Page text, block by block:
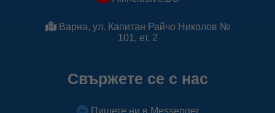
блокирате тези бисквитки, няма да знаем кога
посещавате и използвате сайта.
Варна, ул. Капитан Райчо Николов №
101, ет. 2
Свържете се с нас